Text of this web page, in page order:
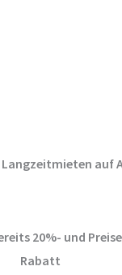
Langzeitmieten auf
20%- und
Rabatt